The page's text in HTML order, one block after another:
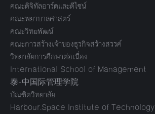
คณะดิจิทัลอาร์ตและดีไซน์
คณะพยาบาลศาสตร์
คณะวิทยพัฒน์
คณะการสร้างเจ้าของธุรกิจสร้างสรรค์
วิทยาลัยการศึกษาต่อเนื่อง
International School of Management
泰-中国际管理学院
บัณฑิตวิทยาลัย
Harbour.Space Institute of Technology